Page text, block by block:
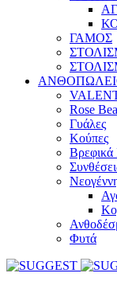
ΓΑΜΟΣ
Rose
Γυάλες
Κούπες
Βρεφικά
Φυτά